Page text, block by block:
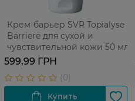
Крем-барьер SVR Topialyse
Barriere для сухой и
чувствительной кожи 50 мл
599,99 ГРН